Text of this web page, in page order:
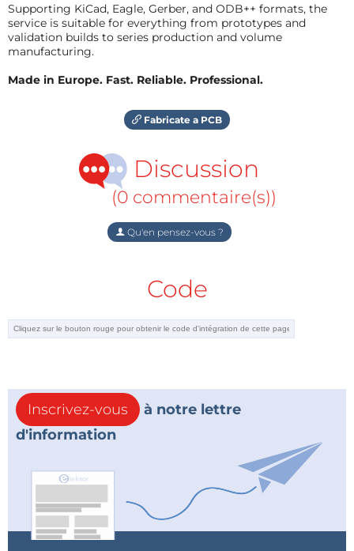
Supporting KiCad, Eagle, Gerber, and ODB++ formats, the
service is suitable for everything from prototypes and
validation builds to series production and volume
manufacturing.
Made in Europe. Fast. Reliable. Professional.
Fabricate a PCB
Discussion
(0 commentaire(s))
Qu'en pensez-vous ?
Code
Inscrivez-vous
à notre lettre
d'information